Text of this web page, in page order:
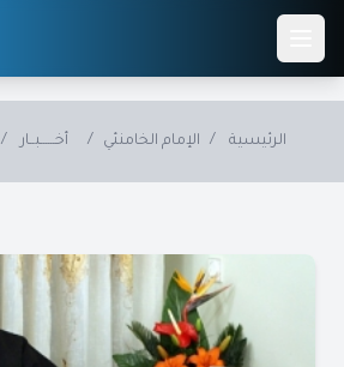
Skip to main content
الرئيسية / الإمام الخامنئي / أخــــــبــار /